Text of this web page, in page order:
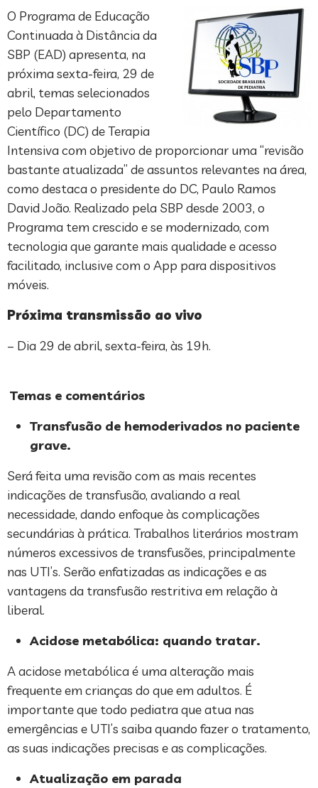
O Programa de Educação
Continuada à Distância da
SBP (EAD) apresenta, na
próxima sexta-feira, 29 de
abril, temas selecionados
pelo Departamento
Científico (DC) de Terapia
Intensiva com objetivo de proporcionar uma “revisão
bastante atualizada” de assuntos relevantes na área,
como destaca o presidente do DC, Paulo Ramos
David João. Realizado pela SBP desde 2003, o
Programa tem crescido e se modernizado, com
tecnologia que garante mais qualidade e acesso
facilitado, inclusive com o App para dispositivos
móveis.
Próxima transmissão ao vivo
– Dia 29 de abril, sexta-feira, às 19h.
Temas e comentários
Transfusão de hemoderivados no paciente
grave.
Será feita uma revisão com as mais recentes
indicações de transfusão, avaliando a real
necessidade, dando enfoque às complicações
secundárias à prática. Trabalhos literários mostram
números excessivos de transfusões, principalmente
nas UTI’s. Serão enfatizadas as indicações e as
vantagens da transfusão restritiva em relação à
liberal.
Acidose metabólica: quando tratar.
A acidose metabólica é uma alteração mais
frequente em crianças do que em adultos. É
importante que todo pediatra que atua nas
emergências e UTI’s saiba quando fazer o tratamento,
as suas indicações precisas e as complicações.
Atualização em parada